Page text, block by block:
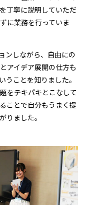
丁寧に説明していただ
に業務を行っていま
ンしながら、自由にの
アイデア展開の仕方も
うことを知りました。
をテキパキとこなして
ことで自分もうまく提
りました。